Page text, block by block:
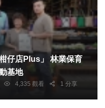
仔店Plus」 林業保育
基地
4,335 觀看 1 分享